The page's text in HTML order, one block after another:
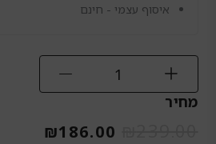
איסוף עצמי - חינם
מחיר
המחיר₪186.00